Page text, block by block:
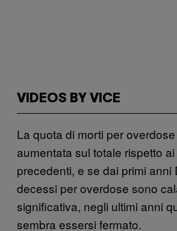
VIDEOS BY VICE
La quota di morti per
aumentata sul totale rispetto
precedenti, e se dai primi anni
decessi per overdose sono
significativa, negli ultimi anni
sembra essersi fermato.